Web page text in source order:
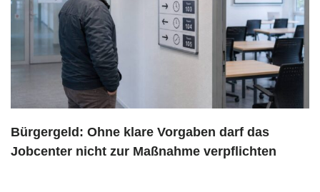
Bürgergeld: Ohne klare Vorgaben darf das
Jobcenter nicht zur Maßnahme verpflichten